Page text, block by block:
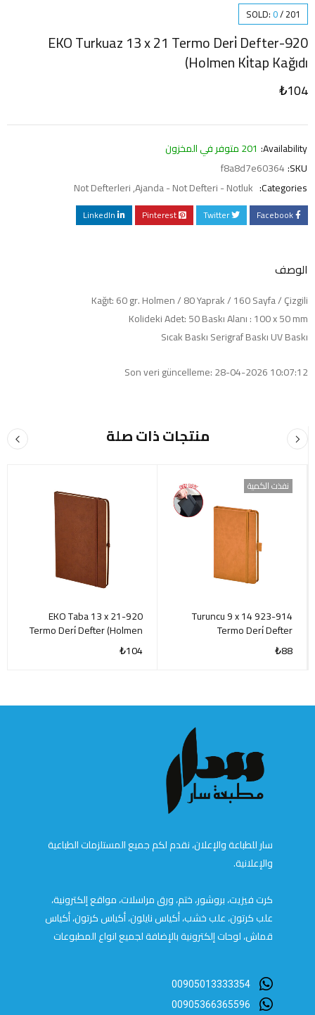
SOLD: 0/201
920-EKO Turkuaz 13 x 21 Termo Deri̇ Defter
(Holmen Ki̇tap Kağıdı
₺104
Availability: 201 متوفر في المخزون
SKU:
f8a8d7e60364
Categories:
Ajanda - Not Defteri - Notluk
,
Not Defterleri
Facebook
Twitter
Pinterest
LinkedIn
الوصف
Kağıt: 60 gr. Holmen / 80 Yaprak / 160 Sayfa / Çizgili
Kolideki Adet: 50 Baskı Alanı : 100 x 50 mm
Sıcak Baskı Serigraf Baskı UV Baskı
Son veri güncelleme: 28-04-2026 10:07:12
منتجات ذات صلة
نفذت الكمية
923-914 Turuncu 9 x 14
Termo Deri̇ Defter
₺88
920-EKO Taba 13 x 21
Termo Deri̇ Defter (Holmen
Ki̇tap Kağıdı
₺104
سار للطباعة والإعلان، نقدم لكم جميع المستلزمات الطباعية
والإعلانية.
كرت فيزيت، بروشور، ختم، ورق مراسلات، مواقع إلكترونية،
علب كرتون، علب خشب، أكياس نايلون، أكياس كرتون، أكياس
قماش، لوحات إلكترونية بالإضافة لجميع انواع المطبوعات
00905013333354
00905366365596